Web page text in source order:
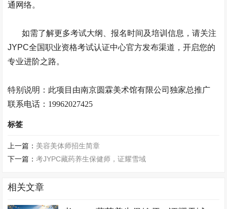
通网络。
如需了解更多考试大纲、报名时间及培训信息，请关注
JYPC全国职业资格考试认证中心官方发布渠道，开启您的
专业进阶之路。
特别说明：此项目由南京圆霖美术馆有限公司独家总推广
联系电话： 19962027425
标签
上一篇： 美容美体师招生简章
下一篇：考JYPC藏药养生保健师，证耀雪域
相关文章